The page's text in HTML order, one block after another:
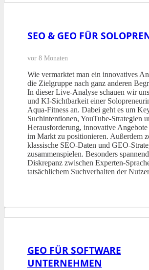
SEO & GEO FÜR
vor 8 Monaten
Wie vermarktet man ein innovatives
die Zielgruppe nach ganz anderen
In dieser Live-Analyse schauen wir
und KI-Sichtbarkeit einer
Aqua-Fitness an. Dabei geht es um
Suchintentionen, YouTube-Strategien
Herausforderung, innovative
im Markt zu positionieren. Außerdem
klassische SEO-Daten und GEO-
zusammenspielen. Besonders
Diskrepanz zwischen Experten-
tatsächlichem Suchverhalten der
GEO FÜR SOFTWARE
UNTERNEHMEN